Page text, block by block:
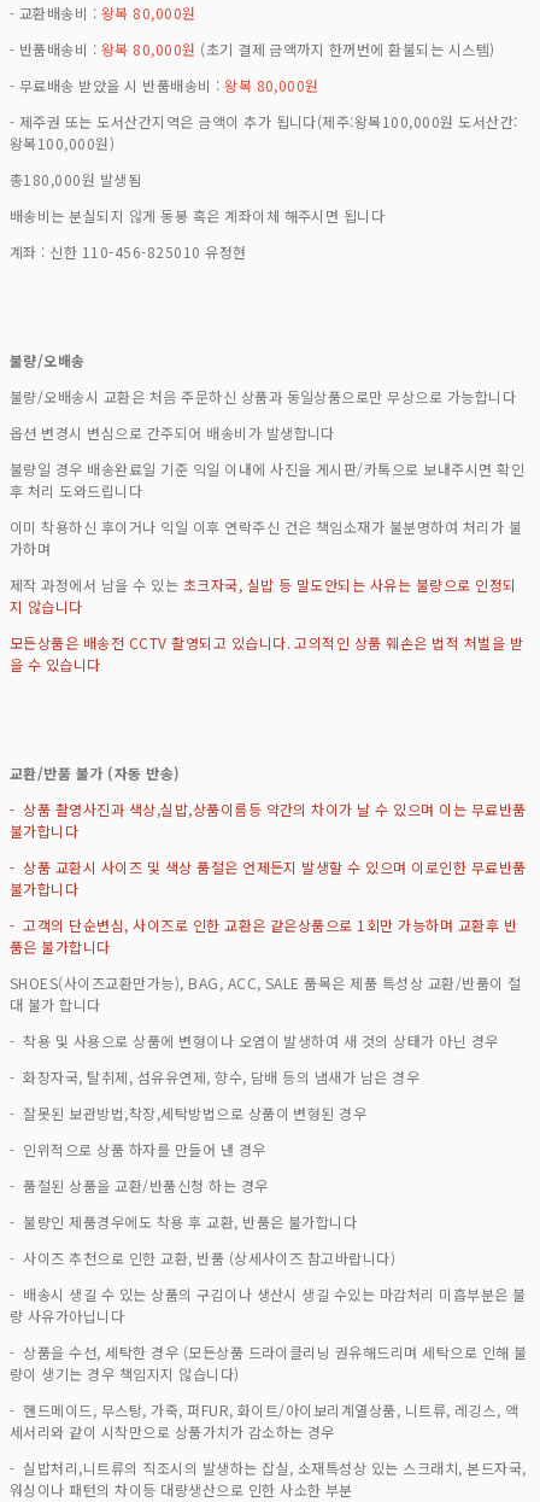
- 교환배송비 : 왕복 80,000원
- 반품배송비 : 왕복 80,000원 (초기 결제 금액까지 한꺼번에 환불되는 시스템)
- 무료배송 받았을 시 반품배송비 :왕복 80,000원
- 제주권 또는 도서산간지역은 금액이 추가 됩니다(제주:왕복100,000원 도서산간:
왕복100,000원)
총180,000원 발생됨
배송비는 분실되지 않게 동봉 혹은 계좌이체 해주시면 됩니다
계좌 : 신한 110-456-825010 유정현
불량/오배송
불량/오배송시 교환은 처음 주문하신 상품과 동일상품으로만 무상으로 가능합니다
옵션 변경시 변심으로 간주되어 배송비가 발생합니다
불량일 경우 배송완료일 기준 익일 이내에 사진을 게시판/카톡으로 보내주시면 확인
후 처리 도와드립니다
이미 착용하신 후이거나 익일 이후 연락주신 건은 책임소재가 불분명하여 처리가 불
가하며
제작 과정에서 남을 수 있는 초크자국, 실밥 등 말도안되는 사유는 불량으로 인정되
지 않습니다
모든상품은 배송전 CCTV 촬영되고 있습니다. 고의적인 상품 훼손은 법적 처벌을 받
을 수 있습니다
교환/반품 불가 (자동 반송)
- 상품 촬영사진과 색상,실밥,상품이름등 약간의 차이가 날 수 있으며 이는 무료반품
불가합니다
- 상품 교환시 사이즈 및 색상 품절은 언제든지 발생할 수 있으며 이로인한 무료반품
불가합니다
- 고객의 단순변심, 사이즈로 인한 교환은 같은상품으로 1회만 가능하며 교환후 반
품은 불가합니다
SHOES(사이즈교환만가능), BAG, ACC, SALE 품목은 제품 특성상 교환/반품이 절
대 불가 합니다
- 착용 및 사용으로 상품에 변형이나 오염이 발생하여 새 것의 상태가 아닌 경우
- 화장자국, 탈취제, 섬유유연제, 향수, 담배 등의 냄새가 남은 경우
- 잘못된 보관방법,착장,세탁방법으로 상품이 변형된 경우
- 인위적으로 상품 하자를 만들어 낸 경우
- 품절된 상품을 교환/반품신청 하는 경우
- 불량인 제품경우에도 착용 후 교환, 반품은 불가합니다
- 사이즈 추천으로 인한 교환, 반품 (상세사이즈 참고바랍니다)
- 배송시 생길 수 있는 상품의 구김이나 생산시 생길 수있는 마감처리 미흡부분은 불
량 사유가아닙니다
- 상품을 수선, 세탁한 경우 (모든상품 드라이클리닝 권유해드리며 세탁으로 인해 불
량이 생기는 경우 책임지지 않습니다)
- 핸드메이드, 무스탕, 가죽, 퍼FUR, 화이트/아이보리계열상품, 니트류, 레깅스, 액
세서리와 같이 시착만으로 상품가치가 감소하는 경우
- 실밥처리,니트류의 직조시의 발생하는 잡실, 소재특성상 있는 스크래치, 본드자국,
워싱이나 패턴의 차이등 대량생산으로 인한 사소한 부분